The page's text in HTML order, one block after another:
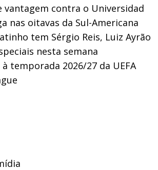
vantagem contra o Universidad
nas oitavas da Sul-Americana
tem Sérgio Reis, Luiz Ayrão
nesta semana
temporada 2026/27 da UEFA